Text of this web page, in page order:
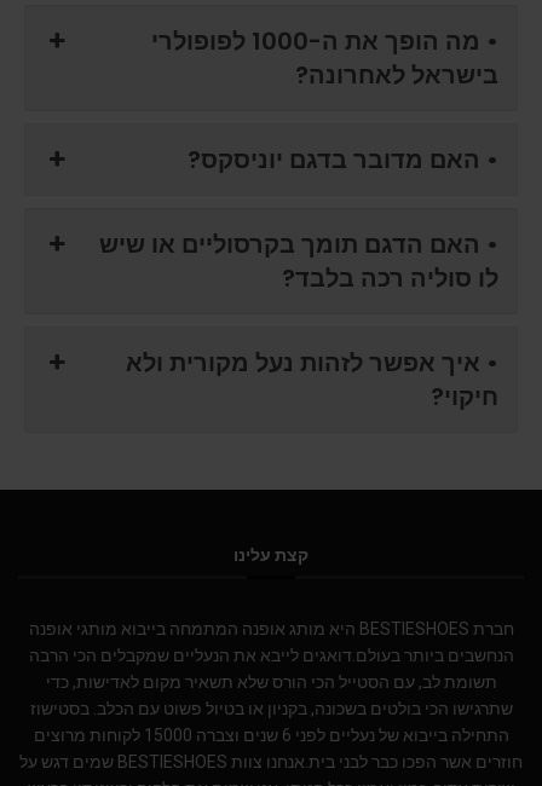
• מה הופך את ה-1000 לפופולרי
בישראל לאחרונה?
• האם מדובר בדגם יוניסקס?
• האם הדגם תומך בקרסוליים או שיש
לו סוליה רכה בלבד?
• איך אפשר לזהות נעל מקורית ולא
חיקוי?
קצת עלינו
חברת BESTIESHOES היא מותג אופנה המתמחה בייבוא מותגי אופנה
הנחשבים ביותר בעולם.דואגים לייבא את הנעליים שמקבלים הכי הרבה
תשומת לב, עם הסטייל הכי הורס שלא תשאיר מקום לאדישות, כדי
שתרגישו הכי בולטים בשכונה, בקניון או בטיול פשוט עם הכלב. בסטישוז
התחילה בייבוא של נעליים לפני 6 שנים וצברה 15000 לקוחות מרוצים
חוזרים אשר הפכו כבר לבני בית.אנחנו צוות BESTIESHOES שמים דגש על